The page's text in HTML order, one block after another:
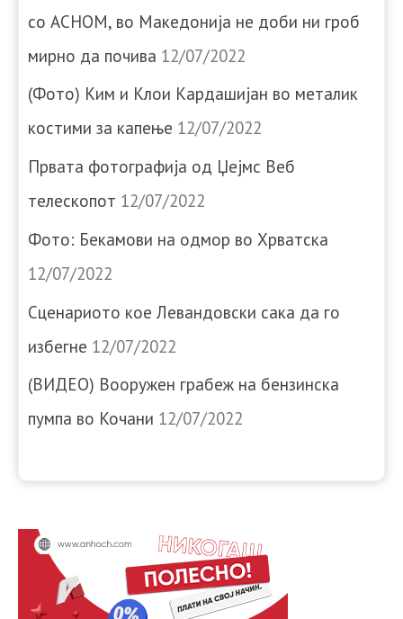
со АСНОМ, во Македонија не доби ни гроб
мирно да почива 12/07/2022
(Фото) Ким и Клои Кардашијан во металик
костими за капење 12/07/2022
Првата фотографија од Џејмс Веб
телескопот 12/07/2022
Фото: Бекамови на одмор во Хрватска
12/07/2022
Сценариото кое Левандовски сака да го
избегне 12/07/2022
(ВИДЕО) Вооружен грабеж на бензинска
пумпа во Кочани 12/07/2022